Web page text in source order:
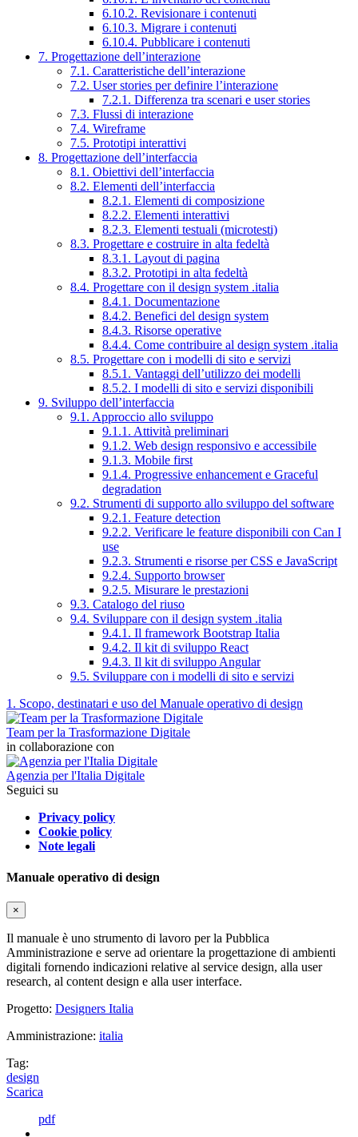
6.10.2. Revisionare i contenuti
6.10.3. Migrare i contenuti
6.10.4. Pubblicare i contenuti
7. Progettazione dell’interazione
7.1. Caratteristiche dell’interazione
7.2. User stories per definire l’interazione
7.2.1. Differenza tra scenari e user stories
7.3. Flussi di interazione
7.4. Wireframe
7.5. Prototipi interattivi
8. Progettazione dell’interfaccia
8.1. Obiettivi dell’interfaccia
8.2. Elementi dell’interfaccia
8.2.1. Elementi di composizione
8.2.2. Elementi interattivi
8.2.3. Elementi testuali (microtesti)
8.3. Progettare e costruire in alta fedeltà
8.3.1. Layout di pagina
8.3.2. Prototipi in alta fedeltà
8.4. Progettare con il design system .italia
8.4.1. Documentazione
8.4.2. Benefici del design system
8.4.3. Risorse operative
8.4.4. Come contribuire al design system .italia
8.5. Progettare con i modelli di sito e servizi
8.5.1. Vantaggi dell’utilizzo dei modelli
8.5.2. I modelli di sito e servizi disponibili
9. Sviluppo dell’interfaccia
9.1. Approccio allo sviluppo
9.1.1. Attività preliminari
9.1.2. Web design responsivo e accessibile
9.1.3. Mobile first
9.1.4. Progressive enhancement e Graceful
degradation
9.2. Strumenti di supporto allo sviluppo del software
9.2.1. Feature detection
9.2.2. Verificare le feature disponibili con Can I
use
9.2.3. Strumenti e risorse per CSS e JavaScript
9.2.4. Supporto browser
9.2.5. Misurare le prestazioni
9.3. Catalogo del riuso
9.4. Sviluppare con il design system .italia
9.4.1. Il framework Bootstrap Italia
9.4.2. Il kit di sviluppo React
9.4.3. Il kit di sviluppo Angular
9.5. Sviluppare con i modelli di sito e servizi
1. Scopo, destinatari e uso del Manuale operativo di design
Team per la Trasformazione Digitale
in collaborazione con
Agenzia per l'Italia Digitale
Seguici su
Privacy policy
Cookie policy
Note legali
Manuale operativo di design
×
Il manuale è uno strumento di lavoro per la Pubblica
Amministrazione e serve ad orientare la progettazione di ambienti
digitali fornendo indicazioni relative al service design, alla user
research, al content design e alla user interface.
Progetto: Designers Italia
Amministrazione: italia
Tag:
design
Scarica
pdf